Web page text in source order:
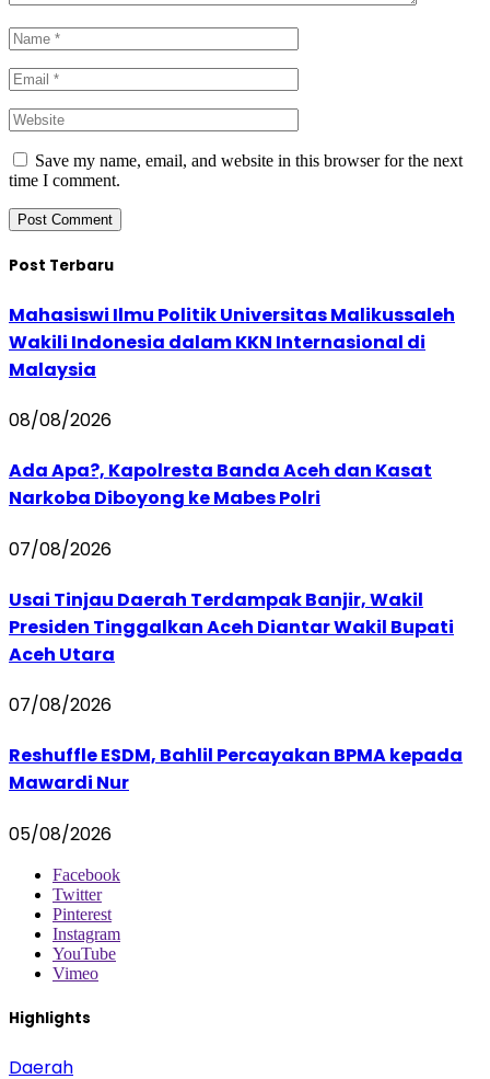
Save my name, email, and website in this browser for the next
time I comment.
Post Terbaru
Mahasiswi Ilmu Politik Universitas Malikussaleh
Wakili Indonesia dalam KKN Internasional di
Malaysia
08/08/2026
Ada Apa?, Kapolresta Banda Aceh dan Kasat
Narkoba Diboyong ke Mabes Polri
07/08/2026
Usai Tinjau Daerah Terdampak Banjir, Wakil
Presiden Tinggalkan Aceh Diantar Wakil Bupati
Aceh Utara
07/08/2026
Reshuffle ESDM, Bahlil Percayakan BPMA kepada
Mawardi Nur
05/08/2026
Facebook
Twitter
Pinterest
Instagram
YouTube
Vimeo
Highlights
Daerah